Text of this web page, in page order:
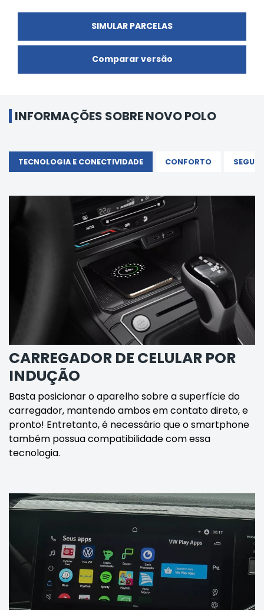
SIMULAR PARCELAS
Comparar versão
INFORMAÇÕES SOBRE NOVO POLO
TECNOLOGIA E CONECTIVIDADE CONFORTO
CARREGADOR DE CELULAR POR
INDUÇÃO
Basta posicionar o aparelho sobre a superfície do
carregador, mantendo ambos em contato direto, e
pronto! Entretanto, é necessário que o smartphone
também possua compatibilidade com essa
tecnologia.